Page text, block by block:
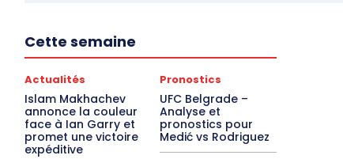
Cette semaine
Actualités
Islam Makhachev
annonce la couleur
face à Ian Garry et
promet une victoire
expéditive
Pronostics
UFC Belgrade –
Analyse et
pronostics pour
Medić vs Rodriguez